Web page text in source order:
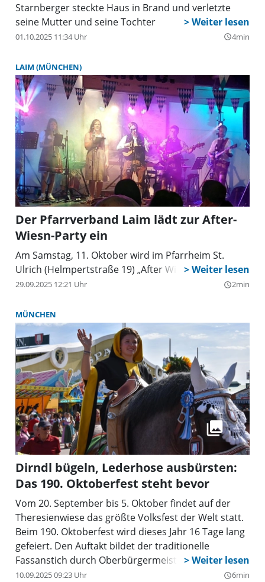
Starnberger steckte Haus in Brand und verletzte
seine Mutter und seine Tochter
01.10.2025 11:34 Uhr query_builder4min
LAIM (MÜNCHEN)
Der Pfarrverband Laim lädt zur After-
Wiesn-Party ein
Am Samstag, 11. Oktober wird im Pfarrheim St.
Ulrich (Helmpertstraße 19) „After Wiesn“ gefeiert.
29.09.2025 12:21 Uhr query_builder2min
MÜNCHEN
Dirndl bügeln, Lederhose ausbürsten:
Das 190. Oktoberfest steht bevor
Vom 20. September bis 5. Oktober findet auf der
Theresienwiese das größte Volksfest der Welt statt.
Beim 190. Oktoberfest wird dieses Jahr 16 Tage lang
gefeiert. Den Auftakt bildet der traditionelle
Fassanstich durch Oberbürgermeister Dieter Reiter
am 20. September, um 12 Uhr, in der
10.09.2025 09:23 Uhr query_builder6min